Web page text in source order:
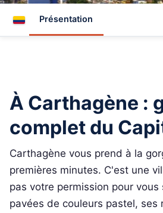
Présentation
À Carthagène :
complet du
Carthagène vous prend à la
premières minutes. C'est une
pas votre permission pour vous
pavées de couleurs pastel, ses